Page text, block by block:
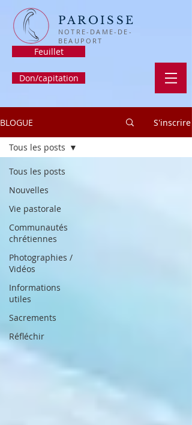
PAROISSE
NOTRE-DAME-DE-
BEAUPORT
Feuillet
Don/capitation
BLOGUE S'inscrire
Tous les posts
Nouvelles
Vie pastorale
Communautés
chrétiennes
Photographies /
Vidéos
Informations
utiles
Sacrements
Réfléchir
Tous les posts